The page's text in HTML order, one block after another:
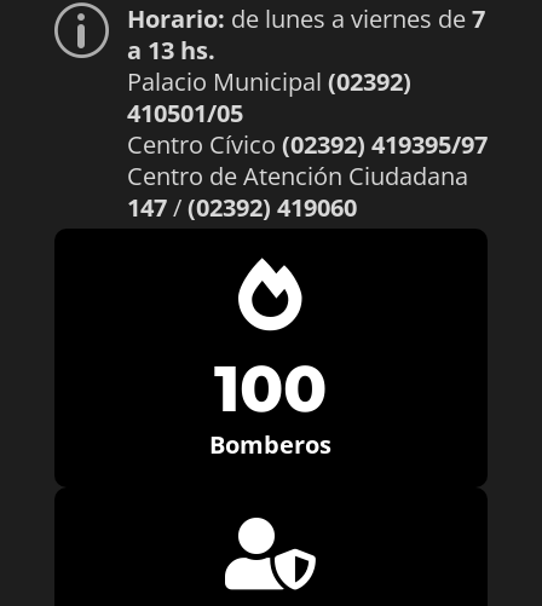
p Horario: de lunes a viernes de7
a 13 hs.
Palacio Municipal (02392)
410501/05
Centro Cívico (02392) 419395/97
Centro de Atención Ciudadana
147/(02392) 419060

100
Bomberos
